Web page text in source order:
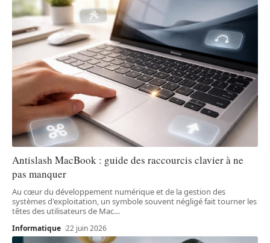
Antislash MacBook : guide des raccourcis clavier à ne
pas manquer
Au cœur du développement numérique et de la gestion des
systèmes d'exploitation, un symbole souvent négligé fait tourner les
têtes des utilisateurs de Mac…
Informatique 22 juin 2026